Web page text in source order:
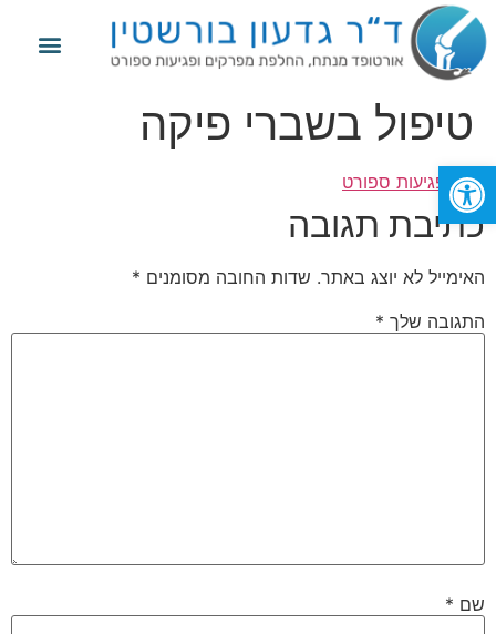
פתח סרגל נגישות
טיפול בשברי פיקה
תוייג פגיעות ספורט
כתיבת תגובה
האימייל לא יוצג באתר. שדות החובה מסומנים *
התגובה שלך *
שם *